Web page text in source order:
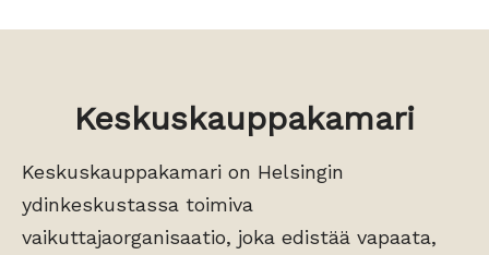
Keskuskauppakamari
Keskuskauppakamari on Helsingin
ydinkeskustassa toimiva
vaikuttajaorganisaatio, joka edistää vapaata,